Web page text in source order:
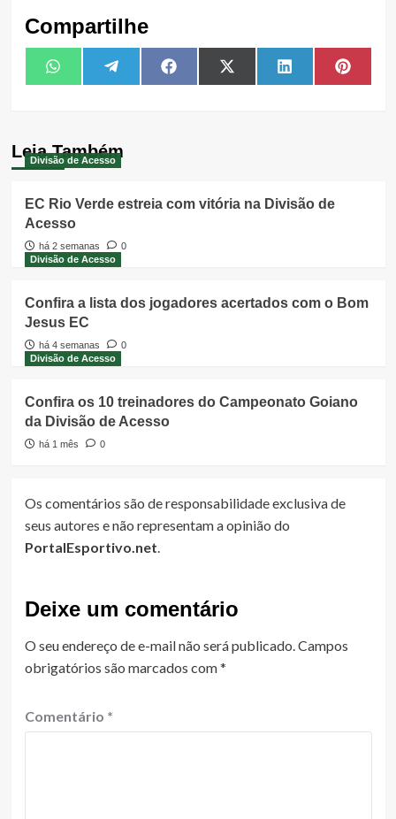
Compartilhe
Share
on
WhatsAppShare
on
TelegramShare
on
FacebookShare
on
X
(Twitter)
Share
on
LinkedIn Share
on
Leia Também
Divisão de Acesso
EC Rio Verde estreia com vitória na Divisão de
Acesso
há 2 semanas
0
Divisão de Acesso
Confira a lista dos jogadores acertados com o Bom
Jesus EC
há 4 semanas
0
Divisão de Acesso
Confira os 10 treinadores do Campeonato Goiano
da Divisão de Acesso
há 1 mês 0
Os comentários são de responsabilidade exclusiva de
seus autores e não representam a opinião do
PortalEsportivo.net.
Deixe um comentário
O seu endereço de e-mail não será publicado.Campos
obrigatórios são marcados com*
Comentário *